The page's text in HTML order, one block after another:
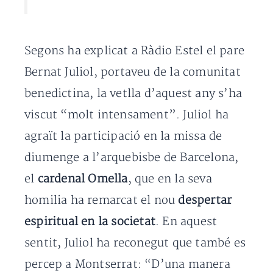
Segons ha explicat a Ràdio Estel el pare
Bernat Juliol, portaveu de la comunitat
benedictina, la vetlla d’aquest any s’ha
viscut “molt intensament”. Juliol ha
agraït la participació en la missa de
diumenge a l’arquebisbe de Barcelona,
el cardenal Omella, que en la seva
homilia ha remarcat el nou despertar
espiritual en la societat. En aquest
sentit, Juliol ha reconegut que també es
percep a Montserrat: “D’una manera